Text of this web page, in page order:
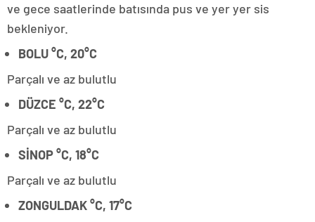
ve gece saatlerinde batısında pus ve yer yer sis
bekleniyor.
BOLU °C, 20°C
Parçalı ve az bulutlu
DÜZCE °C, 22°C
Parçalı ve az bulutlu
SİNOP °C, 18°C
Parçalı ve az bulutlu
ZONGULDAK °C, 17°C